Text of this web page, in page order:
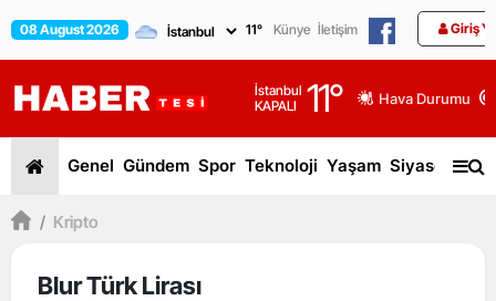
08 August 2026 11° Künye İletişim Giriş
İstanbul
KAPALI
11° Hava Durumu
Genel Gündem Spor Teknoloji Yaşam Siyaset
/ Kripto
Blur Türk Lirası